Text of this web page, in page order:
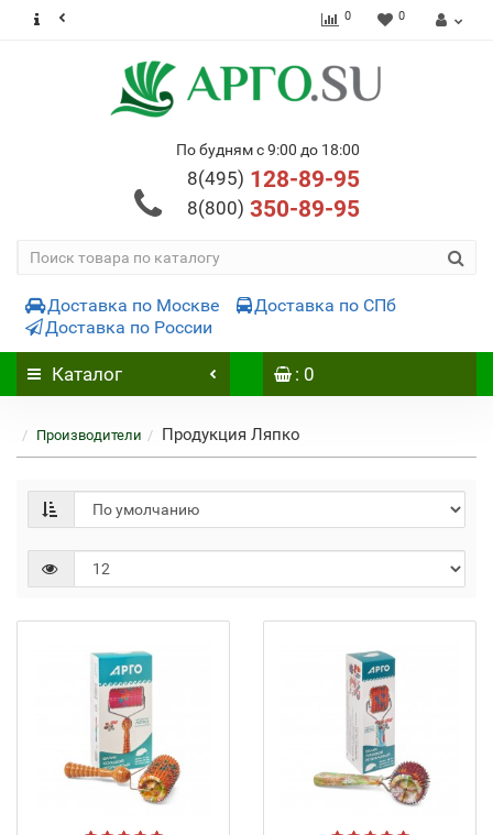
0 0
По будням с 9:00 до 18:00
8(495) 128-89-95
8(800) 350-89-95
Доставка по Москве
Доставка по СПб
Доставка по России
Каталог : 0
Производители Продукция Ляпко